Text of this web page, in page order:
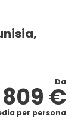
Da
809 €
per persona